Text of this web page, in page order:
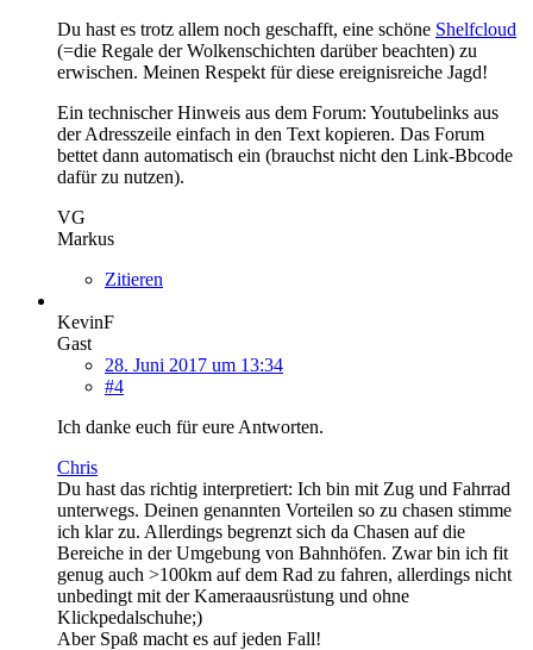
Du hast es trotz allem noch geschafft, eine schöne Shelfcloud
(=die Regale der Wolkenschichten darüber beachten) zu
erwischen. Meinen Respekt für diese ereignisreiche Jagd!
Ein technischer Hinweis aus dem Forum: Youtubelinks aus
der Adresszeile einfach in den Text kopieren. Das Forum
bettet dann automatisch ein (brauchst nicht den Link-Bbcode
dafür zu nutzen).
VG
Markus
Zitieren
KevinF
Gast
28. Juni 2017 um 13:34
#4
Ich danke euch für eure Antworten.
Chris
Du hast das richtig interpretiert: Ich bin mit Zug und Fahrrad
unterwegs. Deinen genannten Vorteilen so zu chasen stimme
ich klar zu. Allerdings begrenzt sich da Chasen auf die
Bereiche in der Umgebung von Bahnhöfen. Zwar bin ich fit
genug auch >100km auf dem Rad zu fahren, allerdings nicht
unbedingt mit der Kameraausrüstung und ohne
Klickpedalschuhe;)
Aber Spaß macht es auf jeden Fall!